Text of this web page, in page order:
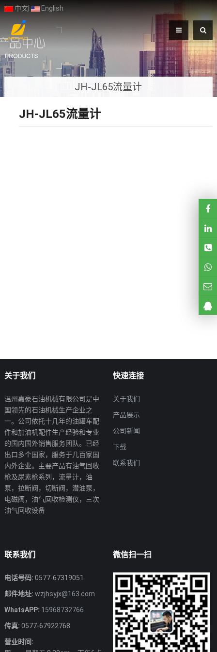
中文| English
JH-JL65流量计
JH-JL65流量计
关于我们
温州嘉豪石油机械有限公司是中
国领先的石油机械生产企业之
一。公司依托十几年的油罐车配
件和加油机配件生产经验和专业
的国内国外销售服务团队。已经
出口多个国家，服务于几百家国
内外企业。主要产品有油气回收
枪及尿素枪系列，流量计，油
泵，拉断阀，切断阀，潜油泵，
电磁阀，油气回收检测仪，三次
油气回收设备
快速连接
关于我们
产品展示
公司新闻
下载
联系我们
联系我们
电话号码: 0577-67319051
邮件地址: wzjhsyjx@163.com
WhatsAPP: 15968732766
传真: 0577-67922768
营业时间:
微信扫一扫